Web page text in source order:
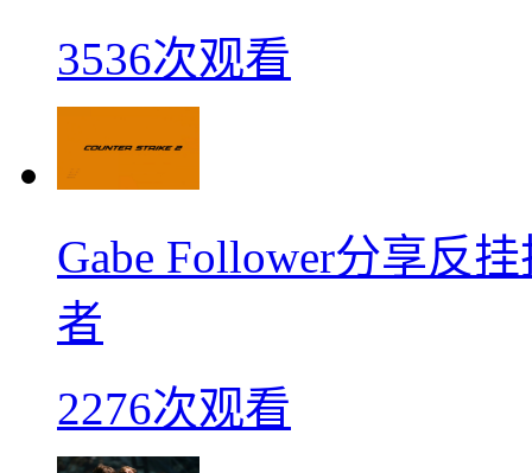
3536次观看
Gabe Follower分享反
者
2276次观看